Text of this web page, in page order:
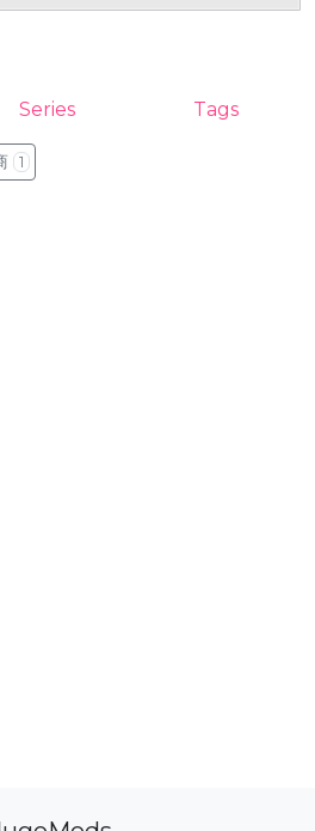
Series Tags
1